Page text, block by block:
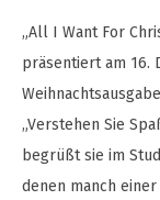
„All I Want For
präsentiert am 16.
„Verstehen Sie
begrüßt sie im
denen manch